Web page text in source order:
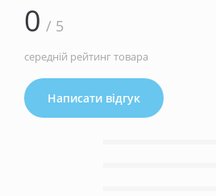
0 / 5
середній рейтинг товара
Написати відгук